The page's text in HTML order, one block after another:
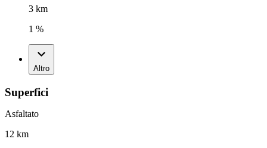
3 km
1 %
Altro
Superfici
Asfaltato
12 km